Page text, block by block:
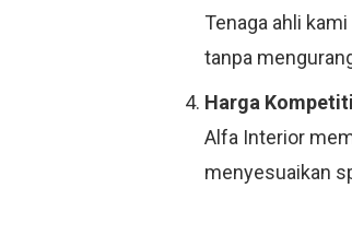
Tenaga ahli
tanpa
Harga
Alfa Interior
menyesuaikan